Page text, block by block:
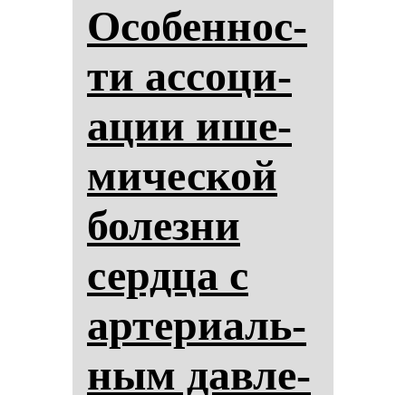
Осо­бен­нос­
ти ас­со­ци­
ации ише­
ми­чес­кой
бо­лез­ни
сер­дца с
ар­те­ри­аль­
ным дав­ле­